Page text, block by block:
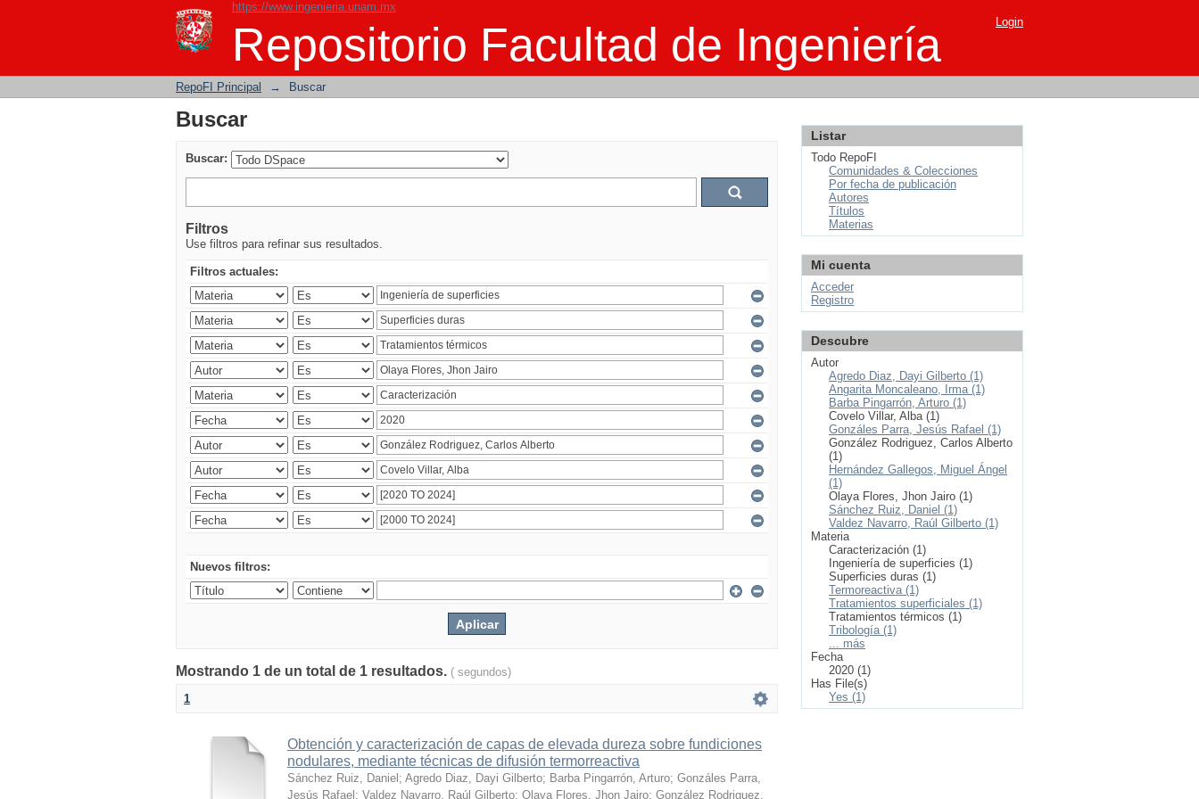
https://www.ingenieria.unam.mx
Repositorio Facultad de Ingeniería
Buscar Login
RepoFI Principal → Buscar
Buscar
Buscar:
Filtros
Use filtros para refinar sus resultados.
Filtros actuales:
Nuevos filtros:
Mostrando 1 de un total de 1 resultados. ( segundos)
1
Obtención y caracterización de capas de elevada dureza sobre fundiciones
nodulares, mediante técnicas de difusión termorreactiva
Sánchez Ruiz, Daniel ; Agredo Diaz, Dayi Gilberto; Barba Pingarrón, Arturo; Gonzáles Parra,
Jesús Rafael ; Valdez Navarro, Raúl Gilberto; Olaya Flores, Jhon Jairo; González Rodriguez,
Listar
Todo RepoFI
Comunidades & Colecciones
Por fecha de publicación
Autores
Títulos
Materias
Mi cuenta
Acceder
Registro
Descubre
Autor
Agredo Diaz, Dayi Gilberto (1)
Angarita Moncaleano, Irma (1)
Barba Pingarrón, Arturo (1)
Covelo Villar, Alba (1)
Gonzáles Parra, Jesús Rafael (1)
González Rodriguez, Carlos Alberto
(1)
Hernández Gallegos, Miguel Ángel
(1)
Olaya Flores, Jhon Jairo (1)
Sánchez Ruiz, Daniel (1)
Valdez Navarro, Raúl Gilberto (1)
Materia
Caracterización (1)
Ingeniería de superficies (1)
Superficies duras (1)
Termoreactiva (1)
Tratamientos superficiales (1)
Tratamientos térmicos (1)
Tribología (1)
... más
Fecha
2020 (1)
Has File(s)
Yes (1)